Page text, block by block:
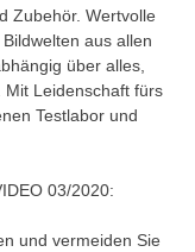
Zubehör. Wertvolle
aus allen
über alles,
Leidenschaft fürs
Testlabor und
03/2020:
und vermeiden Sie